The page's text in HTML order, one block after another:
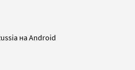
на Android